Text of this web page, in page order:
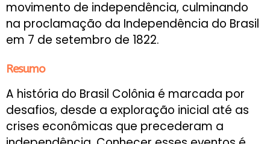
movimento de independência, culminando
na proclamação da Independência do Brasil
em 7 de setembro de 1822.
Resumo
A história do Brasil Colônia é marcada por
desafios, desde a exploração inicial até as
crises econômicas que precederam a